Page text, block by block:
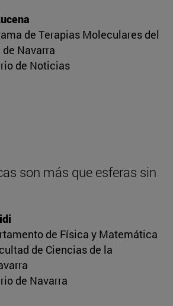
de Terapias Moleculares del
Navarra
de Noticias
son más que esferas sin
de Física y Matemática
de Ciencias de la
de Navarra